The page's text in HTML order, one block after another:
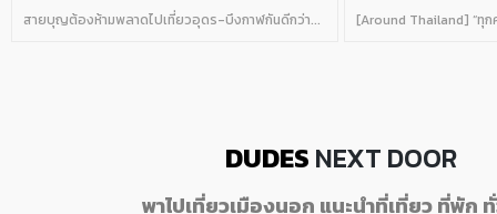
สายบุญต้องห้ามพลาดไปเที่ยวอุดร-บึงกาฬกันดีกว่า...
[Around Thailand] “ทุก
DUDES NEXT DOOR
พาไปเที่ยวเมืองนอก แนะนำที่เที่ยว ที่พัก